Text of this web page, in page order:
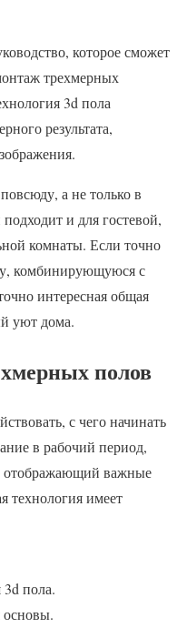
которое сможет
трехмерных
3d пола
результата,
а не только в
и для гостевой,
комнаты. Если точно
комбинирующуюся с
интересная общая
уют дома.
полов
с чего начинать
в рабочий период,
отображающий важные
технология имеет
пола.
основы.